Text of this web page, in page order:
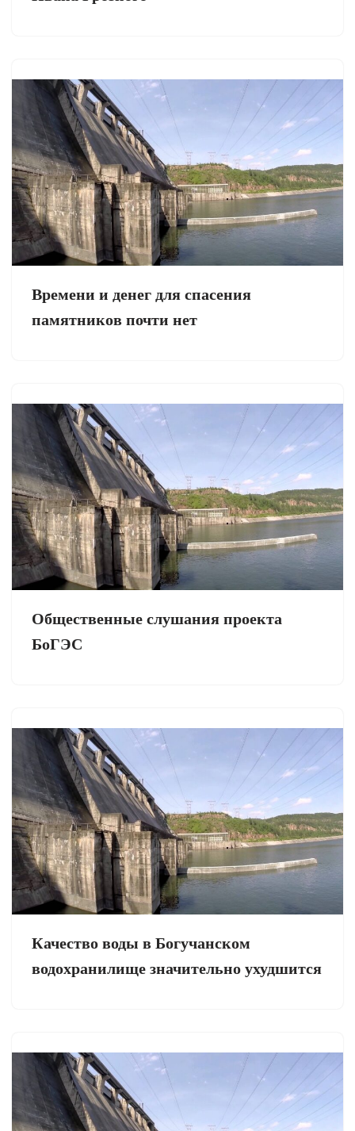
Времени и денег для спасения
памятников почти нет
Общественные слушания проекта
БоГЭС
Качество воды в Богучанском
водохранилище значительно ухудшится